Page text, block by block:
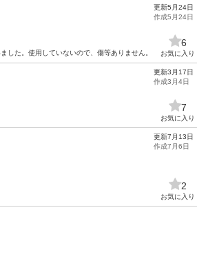
した。使用していないので、傷等ありません。
更新5月24日
作成5月24日
6
お気に入り
更新3月17日
作成3月4日
7
お気に入り
更新7月13日
作成7月6日
2
お気に入り